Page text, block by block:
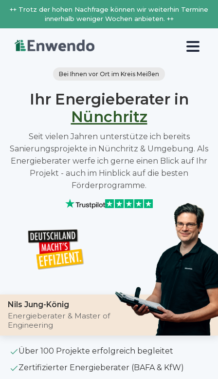
++ Trotz der hohen Nachfrage können wir weiterhin Termine
innerhalb weniger Wochen anbieten. ++
Bei Ihnen vor Ort im Kreis Meißen
Ihr Energieberater in
Nünchritz
Seit vielen Jahren unterstütze ich bereits
Sanierungsprojekte in Nünchritz & Umgebung. Als
Energieberater werfe ich gerne einen Blick auf Ihr
Projekt - auch im Hinblick auf die besten
Förderprogramme.
Nils Jung-König
Energieberater & Master of
Engineering
Über 100 Projekte erfolgreich begleitet
Zertifizierter Energieberater (BAFA & KfW)